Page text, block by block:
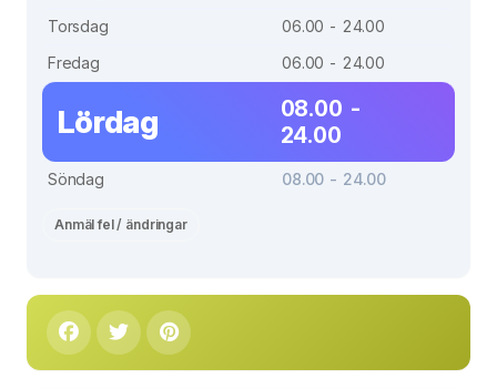
Torsdag
06.00 - 24.00
Fredag
06.00 - 24.00
Lördag
08.00 -
24.00
Söndag 08.00 - 24.00
Anmäl fel / ändringar